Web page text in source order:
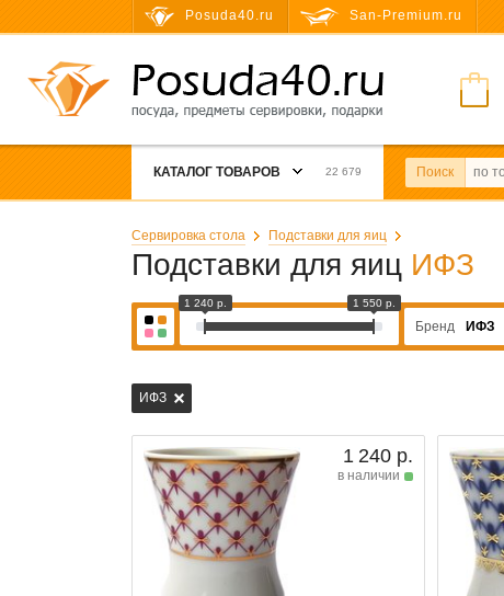
Posuda40.ru San-Premium.ru
КАТАЛОГ ТОВАРОВ 22 679 Поиск
Сервировка стола Подставки для яиц
Подставки для яиц ИФЗ
1 240 р. 1 550 р.
Бренд ИФЗ
ИФЗ
1 240 р.
в наличии